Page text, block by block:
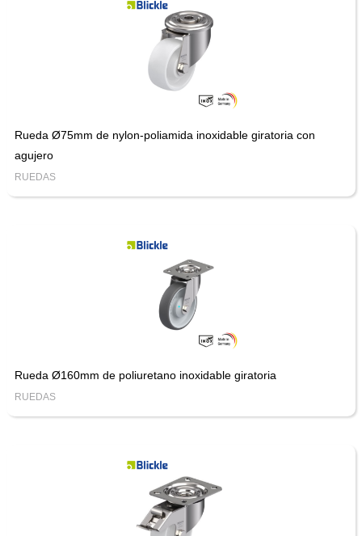
Rueda Ø75mm de nylon-poliamida inoxidable giratoria con
agujero
RUEDAS
Rueda Ø160mm de poliuretano inoxidable giratoria
RUEDAS